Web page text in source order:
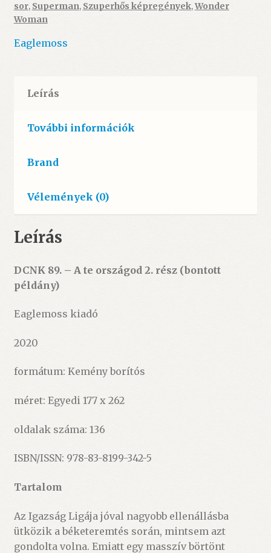
(bontott)
mennyiség
sor, Superman, Szuperhős képregények,Wonder
Woman
Eaglemoss
Leírás
További információk
Brand
Vélemények (0)
Leírás
DCNK 89. – A te országod 2. rész (bontott
példány)
Eaglemoss kiadó
2020
formátum: Kemény borítós
méret: Egyedi 177 x 262
oldalak száma: 136
ISBN/ISSN: 978-83-8199-342-5
Tartalom
Az Igazság Ligája jóval nagyobb ellenállásba
ütközik a béketeremtés során, mintsem azt
gondolta volna. Emiatt egy masszív börtönt